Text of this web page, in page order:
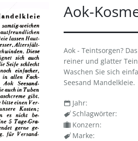
Aok-
Aok - Teintsorgen?
reiner und glatter
Waschen Sie sich
Seesand Mandelkleie.
Jahr:
Schlagwörter:
Konzern:
Marke: